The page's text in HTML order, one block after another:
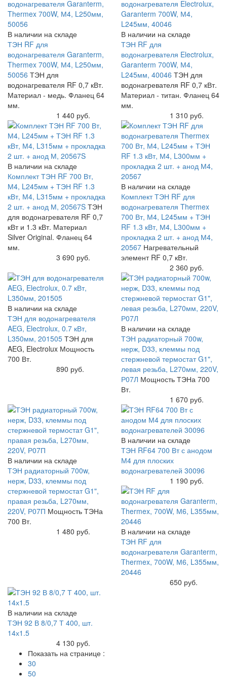
В наличии на складе
ТЭН RF для
водонагревателя Garanterm,
Thermex 700W, М4, L250мм,
50056 ТЭН для
водонагревателя RF 0,7 кВт.
Материал - медь. Фланец 64
мм.
1 440 руб.
В наличии на складе
ТЭН RF для
водонагревателя Electrolux,
Garanterm 700W, М4,
L245мм, 40046 ТЭН для
водонагревателя RF 0,7 кВт.
Материал - титан. Фланец 64
мм.
1 310 руб.
В наличии на складе
Комплект ТЭН RF 700 Вт,
М4, L245мм + ТЭН RF 1.3
кВт, М4, L315мм + прокладка
2 шт. + анод М, 20567S ТЭН
для водонагревателя RF 0,7
кВт и 1.3 кВт. Материал
Silver Original. Фланец 64
мм.
3 690 руб.
В наличии на складе
Комплект ТЭН RF для
водонагревателя Thermex
700 Вт, М4, L245мм + ТЭН
RF 1.3 кВт, М4, L300мм +
прокладка 2 шт. + анод М4,
20567 Нагревательный
элемент RF 0,7 кВт.
2 360 руб.
В наличии на складе
ТЭН для водонагревателя
AEG, Electrolux, 0.7 кВт,
L350мм, 201505 ТЭН для
AEG, Electrolux Мощность
700 Вт.
890 руб.
В наличии на складе
ТЭН радиаторный 700w,
нерж, D33, клеммы под
стержневой термостат G1",
левая резьба, L270мм, 220V,
Р07Л Мощность ТЭНа 700
Вт.
1 670 руб.
В наличии на складе
ТЭН радиаторный 700w,
нерж, D33, клеммы под
стержневой термостат G1",
правая резьба, L270мм,
220V, Р07П Мощность ТЭНа
700 Вт.
1 480 руб.
В наличии на складе
ТЭН RF64 700 Вт с анодом
М4 для плоских
водонагревателей 30096
1 190 руб.
В наличии на складе
ТЭН RF для
водонагревателя Garanterm,
Thermex, 700W, М6, L355мм,
20446
650 руб.
В наличии на складе
ТЭН 92 В 8/0,7 Т 400, шт.
14х1.5
4 130 руб.
Показать на странице :
30
50